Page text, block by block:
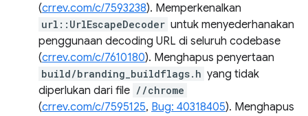
(crrev.com/c/7593238). Memperkenalkan
url::UrlEscapeDecoder untuk menyederhanakan
penggunaan decoding URL di seluruh codebase
(crrev.com/c/7610180). Menghapus penyertaan
build/branding_buildflags.h yang tidak
diperlukan dari file //chrome
(crrev.com/c/7595125, Bug: 40318405). Menghapus